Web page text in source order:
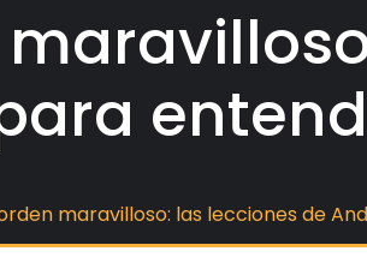
maravilloso: las lecciones de